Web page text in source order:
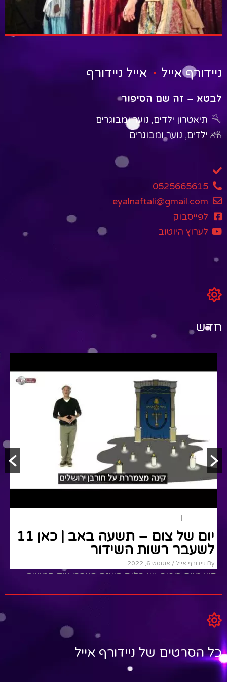
ניידורף אייל . אייל ניידורף
לבטא – זה שם הסיפור
תיאטרון ילדים, נוער ומבוגרים
ילדים, נוער ומבוגרים
0525665615
eyalnaftali@gmail.com
לפייסבוק
לערוץ היוטוב
חדש
יום של צום – תשעה באב | כאן 11
לשעבר רשות השידור
By ניידורף אייל / אוגוסט 6, 2022
חוץ מיום כיפור, יש בלוח השנה העברי עוד חמישה
כל הסרטים של ניידורף אייל